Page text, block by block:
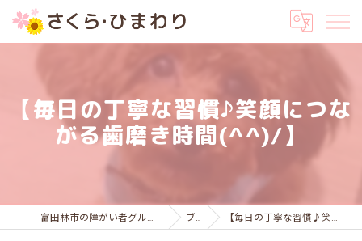
【毎日の丁寧な習慣♪笑顔につな
がる歯磨き時間(^^)/】
富田林市の障がい者グループホームはさくら・ひまわり ブログ 【毎日の丁寧な習慣♪笑顔につながる歯磨き時間(^^)/】